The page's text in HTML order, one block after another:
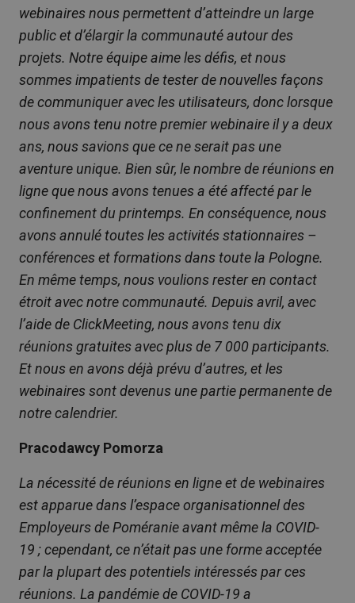
webinaires nous permettent d’atteindre un large
public et d’élargir la communauté autour des
projets. Notre équipe aime les défis, et nous
sommes impatients de tester de nouvelles façons
de communiquer avec les utilisateurs, donc lorsque
nous avons tenu notre premier webinaire il y a deux
ans, nous savions que ce ne serait pas une
aventure unique. Bien sûr, le nombre de réunions en
ligne que nous avons tenues a été affecté par le
confinement du printemps. En conséquence, nous
avons annulé toutes les activités stationnaires –
conférences et formations dans toute la Pologne.
En même temps, nous voulions rester en contact
étroit avec notre communauté. Depuis avril, avec
l’aide de ClickMeeting, nous avons tenu dix
réunions gratuites avec plus de 7 000 participants.
Et nous en avons déjà prévu d’autres, et les
webinaires sont devenus une partie permanente de
notre calendrier.
Pracodawcy Pomorza
La nécessité de réunions en ligne et de webinaires
est apparue dans l’espace organisationnel des
Employeurs de Poméranie avant même la COVID-
19 ; cependant, ce n’était pas une forme acceptée
par la plupart des potentiels intéressés par ces
réunions. La pandémie de COVID-19 a